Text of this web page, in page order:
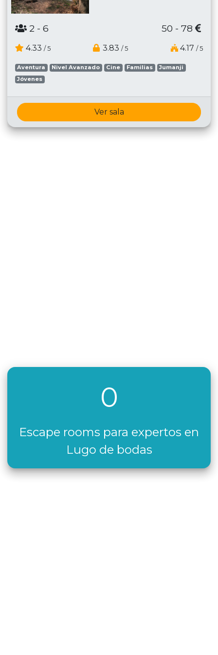
2 - 6 50 - 78
4.33 / 5 3.83 / 5 4.17 / 5
Aventura Nivel Avanzado Cine Familias
Jumanji
Jóvenes
Ver sala
0
Escape rooms para expertos en
Lugo de bodas